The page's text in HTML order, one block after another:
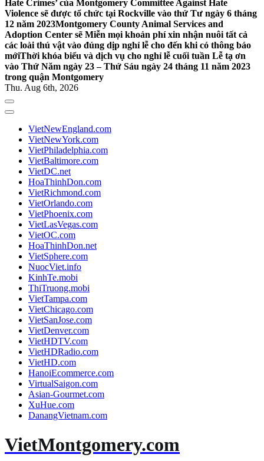
Hate Crimes’ của Montgomery Committee Against Hate
Violence sẽ được tổ chức tại Rockville vào thứ Tư ngày 6 tháng
12 năm 2023Montgomery County Animal Services and
Adoption Center sẽ Miễn mọi khoản phí xin nhận nuôi tất cả
các loài thú vật vào đúng dịp nghỉ lễ cho đến khi có thông báo
mớiThời khóa biểu và dịch vụ cho nghỉ lễ cuối tuần Lễ tạ ơn
vào Thứ Năm ngày 23 – Thứ Sáu ngày 24 tháng 11 năm 2023
trong quận Montgomery
Thu. Aug 6th, 2026
VietNewEngland.com
VietNewYork.com
VietPhiladelphia.com
VietBaltimore.com
VietDC.net
HoaThinhDon.com
VietRichmond.com
VietOrlando.com
VietPhoenix.com
VietLasVegas.com
VietOC.com
HoaThinhDon.net
VietSphere.com
NuocViet.info
KinhTe.mobi
ThiTruong.mobi
VietTampa.com
VietChicago.com
VietSanJose.com
VietDenver.com
VietHDTV.com
VietHDRadio.com
VietHD.com
HanoiEcommerce.com
VirtualSaigon.com
Asian-Gourmet.com
XuHue.com
DanangVietnam.com
VietMontgomery.com